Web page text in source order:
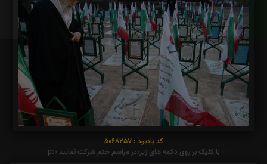
کد یادبود : 5068257
با کلیک بر روی دکمه های زیر،در مراسم ختم شرکت نمایید p:0